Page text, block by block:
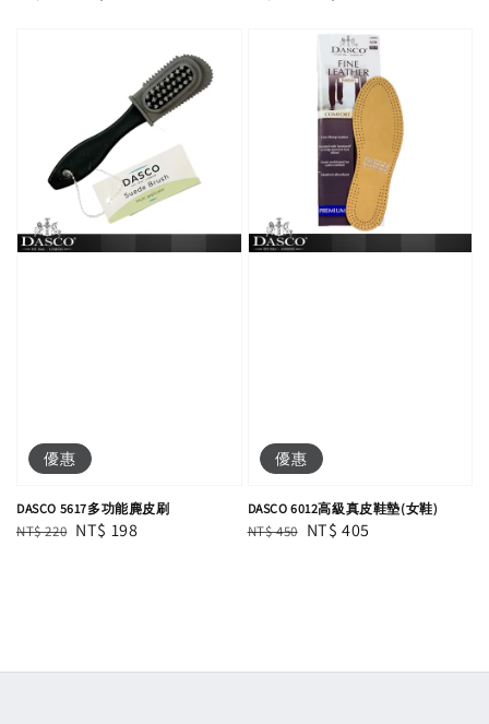
優惠
DASCO 5617多功能麂皮刷
Regular
NT$ 220 Sale
NT$ 198
優惠
DASCO 6012高級真皮鞋墊(女鞋)
Regular
NT$ 450 Sale
NT$ 405